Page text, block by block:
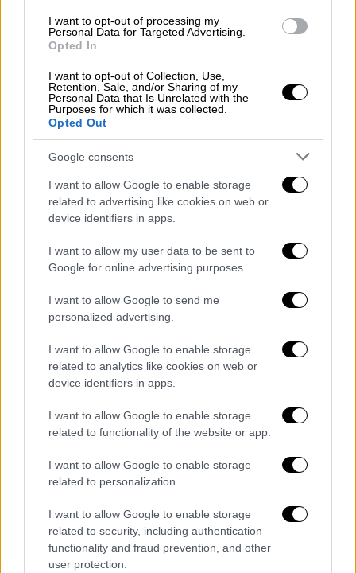
I want to opt-out of processing my
Personal Data for Targeted Advertising.
Opted In
I want to opt-out of Collection, Use,
Retention, Sale, and/or Sharing of my
Personal Data that Is Unrelated with the
Purposes for which it was collected.
Opted Out
Google consents
I want to allow Google to enable storage
related to advertising like cookies on web or
device identifiers in apps.
I want to allow my user data to be sent to
Google for online advertising purposes.
I want to allow Google to send me
personalized advertising.
I want to allow Google to enable storage
related to analytics like cookies on web or
device identifiers in apps.
I want to allow Google to enable storage
related to functionality of the website or app.
I want to allow Google to enable storage
related to personalization.
I want to allow Google to enable storage
related to security, including authentication
functionality and fraud prevention, and other
user protection.
δολοφονίας του πατέρα του από τον
παππού του, το παιδί φέρεται να βρισκόταν
στο μπαλκόνι και σύμφωνα με μαρτυρίες
φώναζε στη μητέρα του που βρισκόταν μέσα
στο διαμέρισμα «μαμά έλα έξω σκοτώνουν
τον μπαμπά. Ένας κακός άνθρωπος σκοτώνει
τον μπαμπά». Σημειώνεται ότι το ζευγάρι
είχε ακόμα ένα παιδί 1,5 έτους.
Νίκαια: Ο πεθερός σκότωσε τον γαμπρό του και
Ο χωρισμός που είχε προηγηθεί
Ο δράστης της δολοφονίας είχε έρθει από
τη Θεσσαλονίκη όπου ζούσε με σκοπό να
σκοτώσει τον 4οχρονογαμπρότου διότι
σύμφωνα με την Αστυνομία τον είχε
εγκαταλείψει η σύζυγός του και νόμιζε ότι